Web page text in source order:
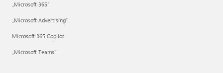
„Microsoft 365“
„Microsoft Advertising“
Microsoft 365 Copilot
„Microsoft Teams“